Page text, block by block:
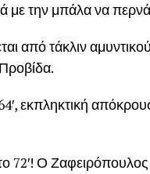
με την μπάλα να
από τάκλιν
εκπληκτική
72′! Ο